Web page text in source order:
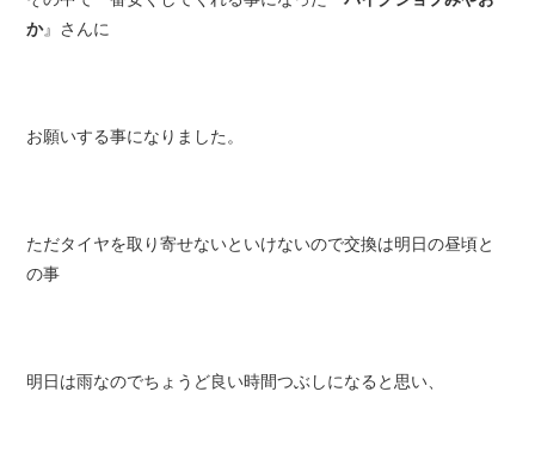
か』 さんに
お願いする事になりました。
ただタイヤを取り寄せないといけないので交換は明日の昼頃と
の事
明日は雨なのでちょうど良い時間つぶしになると思い、